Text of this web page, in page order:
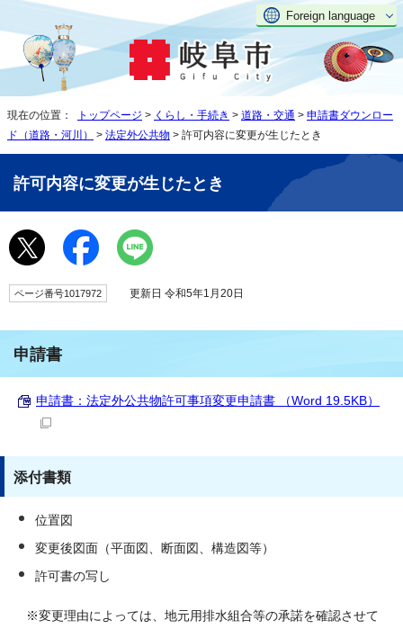
Foreign language
現在の位置： トップページ > くらし・手続き > 道路・交通 > 申請書ダウンロー
ド（道路・河川）
> 法定外公共物 > 許可内容に変更が生じたとき
許可内容に変更が生じたとき
ページ番号1017972 更新日 令和5年1月20日
申請書
申請書：法定外公共物許可事項変更申請書 （Word 19.5KB）
添付書類
位置図
変更後図面（平面図、断面図、構造図等）
許可書の写し
※変更理由によっては、地元用排水組合等の承諾を確認させて